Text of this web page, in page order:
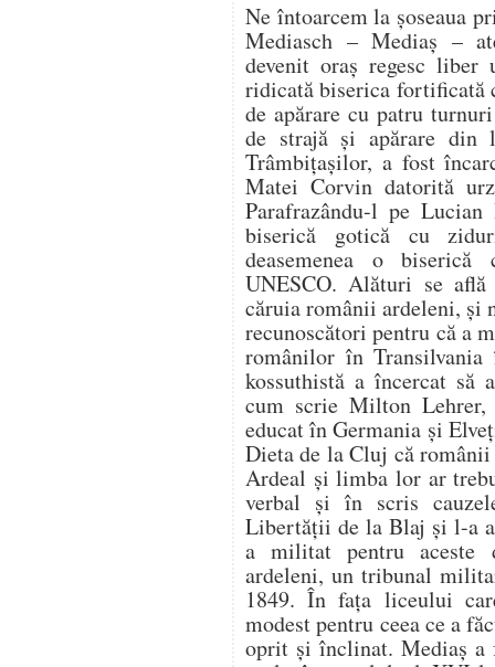
Ne întoarcem la şoseaua
Mediasch – Mediaş –
devenit oraş regesc
ridicată biserica fortificată
de apărare cu patru
de strajă şi apărare
Trâmbiţaşilor, a fost
Matei Corvin datorită
Parafrazându-l pe
biserică gotică cu
deasemenea o
UNESCO. Alături se află
căruia românii ardeleni, şi
recunoscători pentru că a
românilor în
kossuthistă a încercat să
cum scrie Milton Lehrer,
educat în Germania şi
Dieta de la Cluj că
Ardeal şi limba lor ar
verbal şi în scris
Libertăţii de la Blaj şi l-a
a militat pentru aceste
ardeleni, un tribunal
1849. În faţa liceului
modest pentru ceea ce a
oprit şi înclinat. Mediaş